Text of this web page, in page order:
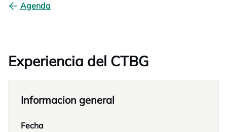
Agenda
Experiencia del CTBG
Informacion general
Fecha